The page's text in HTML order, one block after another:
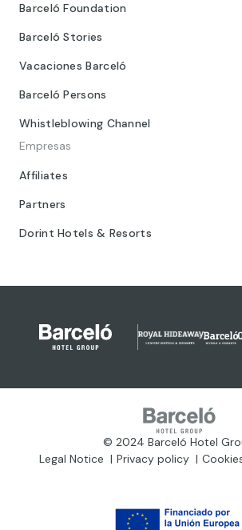
Barceló Foundation
Barceló Stories
Vacaciones Barceló
Barceló Persons
Whistleblowing Channel
Empresas
Affiliates
Partners
Dorint Hotels & Resorts
© 2024 Barceló Hotel
Legal Notice
Privacy policy